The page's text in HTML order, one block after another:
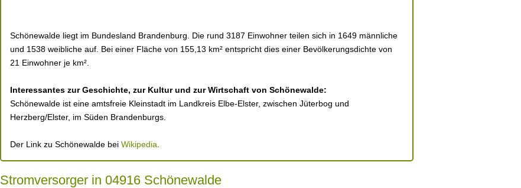
Schönewalde liegt im Bundesland Brandenburg. Die rund 3187 Einwohner teilen sich in 1649 männliche
und 1538 weibliche auf. Bei einer Fläche von 155,13 km² entspricht dies einer Bevölkerungsdichte von
21 Einwohner je km².
Interessantes zur Geschichte, zur Kultur und zur Wirtschaft von Schönewalde:
Schönewalde ist eine amtsfreie Kleinstadt im Landkreis Elbe-Elster, zwischen Jüterbog und
Herzberg/Elster, im Süden Brandenburgs.
Der Link zu Schönewalde bei Wikipedia
Stromversorger in 04916 Schönewalde